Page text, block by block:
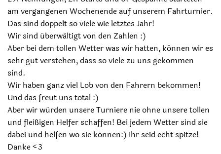
am vergangenen Wochenende auf unserem Fahrturnier.
Das sind doppelt so viele wie letztes Jahr!
Wir sind überwältigt von den Zahlen :)
Aber bei dem tollen Wetter was wir hatten, können wir es
sehr gut verstehen, dass so viele zu uns gekommen
sind.
Wir haben ganz viel Lob von den Fahrern bekommen!
Und das freut uns total :)
Aber wir würden unsere Turniere nie ohne unsere tollen
und fleißigen Helfer schaffen! Bei jedem Wetter sind sie
dabei und helfen wo sie können:) Ihr seid echt spitze!
Danke <3